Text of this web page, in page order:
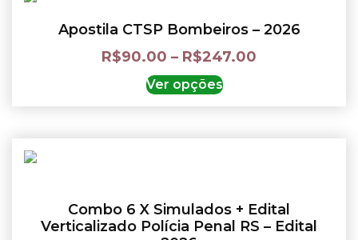
Apostila CTSP Bombeiros – 2026
R$90.00 – R$247.00
Ver opções
Combo 6 X Simulados + Edital
Verticalizado Polícia Penal RS – Edital